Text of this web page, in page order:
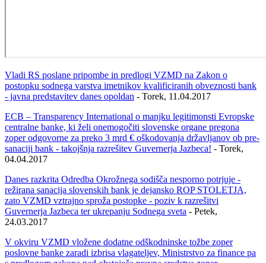
Vladi RS poslane pripombe in predlogi VZMD na Zakon o
postopku sodnega varstva imetnikov kvalificiranih obveznosti bank
- javna predstavitev danes opoldan - Torek, 11.04.2017
ECB – Transparency International o manjku legitimonsti Evropske
centralne banke, ki želi onemogočiti slovenske organe pregona
zoper odgovorne za preko 3 mrd € oškodovanja državljanov ob pre-
sanaciji bank - takojšnja razrešitev Guvernerja Jazbeca! - Torek,
04.04.2017
Danes razkrita Odredba Okrožnega sodišča nesporno potrjuje -
režirana sanacija slovenskih bank je dejansko ROP STOLETJA,
zato VZMD vztrajno sproža postopke - poziv k razrešitvi
Guvernerja Jazbeca ter ukrepanju Sodnega sveta - Petek,
24.03.2017
V okviru VZMD vložene dodatne odškodninske tožbe zoper
poslovne banke zaradi izbrisa vlagateljev, Ministrstvo za finance pa